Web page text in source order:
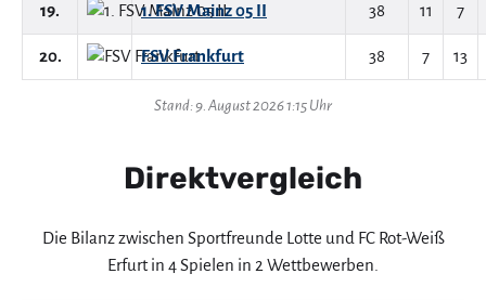
19. 1. FSV Mainz 05 II 38 11 7
20. FSV Frankfurt 38 7 13
Stand: 9. August 2026 1:15 Uhr
Direktvergleich
Die Bilanz zwischen Sportfreunde Lotte und FC Rot-Weiß
Erfurt in 4 Spielen in 2 Wettbewerben.